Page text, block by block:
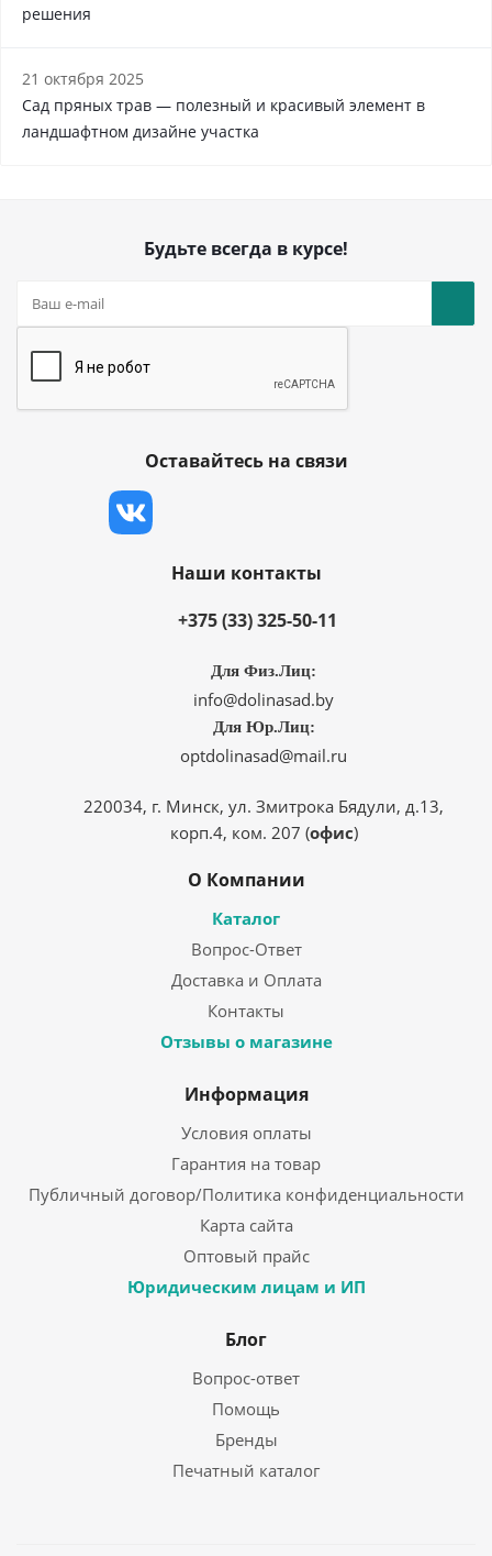
решения
21 октября 2025
Сад пряных трав — полезный и красивый элемент в
ландшафтном дизайне участка
Будьте всегда в курсе!
Оставайтесь на связи
Наши контакты
+375 (33) 325-50-11
Для Физ.Лиц:
info@dolinasad.by
Для Юр.Лиц:
optdolinasad@mail.ru
220034, г. Минск, ул. Змитрока Бядули, д.13,
корп.4, ком. 207 (офис)
О Компании
Каталог
Вопрос-Ответ
Доставка и Оплата
Контакты
Отзывы о магазине
Информация
Условия оплаты
Гарантия на товар
Публичный договор/Политика конфиденциальности
Карта сайта
Оптовый прайс
Юридическим лицам и ИП
Блог
Вопрос-ответ
Помощь
Бренды
Печатный каталог